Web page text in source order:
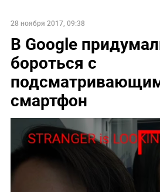
28 ноября 2017, 09:38
В Google
бороться с
смартфон